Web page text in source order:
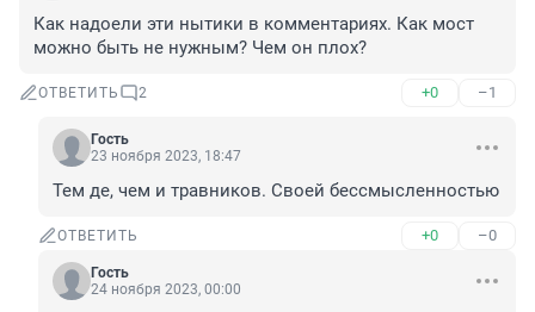
Как надоели эти нытики в комментариях. Как мост
можно быть не нужным? Чем он плох?
ОТВЕТИТЬ 2 +0 –1
Гость
23 ноября 2023, 18:47
Тем де, чем и травников. Своей бессмысленностью
ОТВЕТИТЬ +0 –0
Гость
24 ноября 2023, 00:00